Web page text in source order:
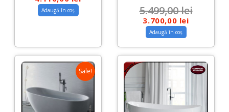
Adaugă în coș 5.499,00lei
3.700,00 lei
Adaugă în coș
Sale!